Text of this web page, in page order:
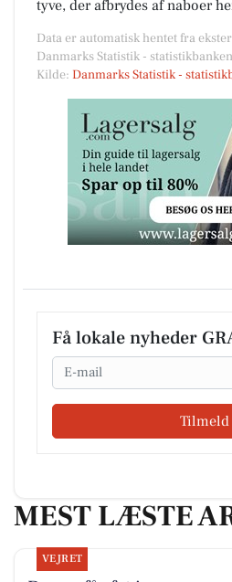
tyve, der afbrydes af naboer
Data er automatisk hentet fra
Danmarks Statistik -
Kilde: Danmarks Statistik -
Få lokale nyheder
Email
Tilmeld
MEST LÆSTE
VEJRET